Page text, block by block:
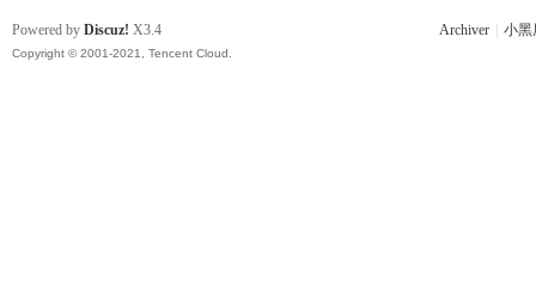
Archiver 小黑
Powered by Discuz! X3.4
Copyright © 2001-2021, Tencent Cloud.